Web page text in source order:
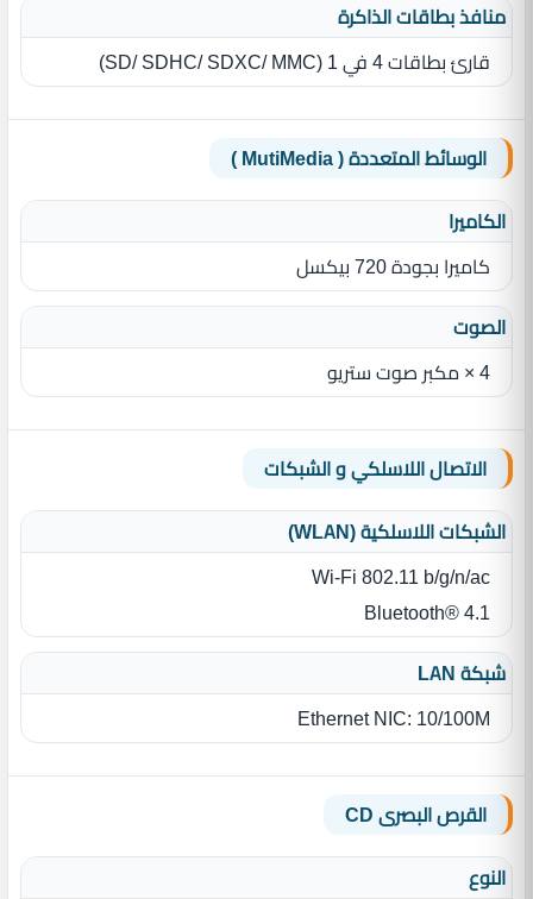
منافذ بطاقات الذاكرة
قارئ بطاقات 4 في 1 ‏(‏SD/ SDHC/ SDXC/ MMC‏)‏
الوسائط المتعددة ( MutiMedia )
الكاميرا
كاميرا بجودة 720 بيكسل
الصوت
4 × مكبر صوت ستريو
الاتصال اللاسلكي و الشبكات
الشبكات اللاسلكية (WLAN)
Wi‎-Fi 802.11 b/g/n/ac
Bluetooth® 4.1
شبكة LAN
Ethernet NIC‎:‎ 10/100M
القرص البصرى CD
النوع